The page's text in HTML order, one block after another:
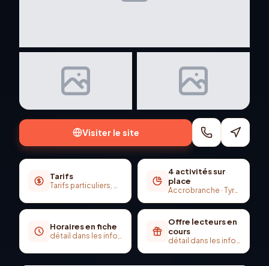
Visiter le site
Tarifs
Tarifs particuliers, CE, groupes scolaires — voir site
4 activités sur
place
Accrobranche · Tyrolienne 140 m · Ponts de singe
Horaires en fiche
détail dans les infos pratiques
Offre lecteurs en
cours
détail dans les infos pratiques